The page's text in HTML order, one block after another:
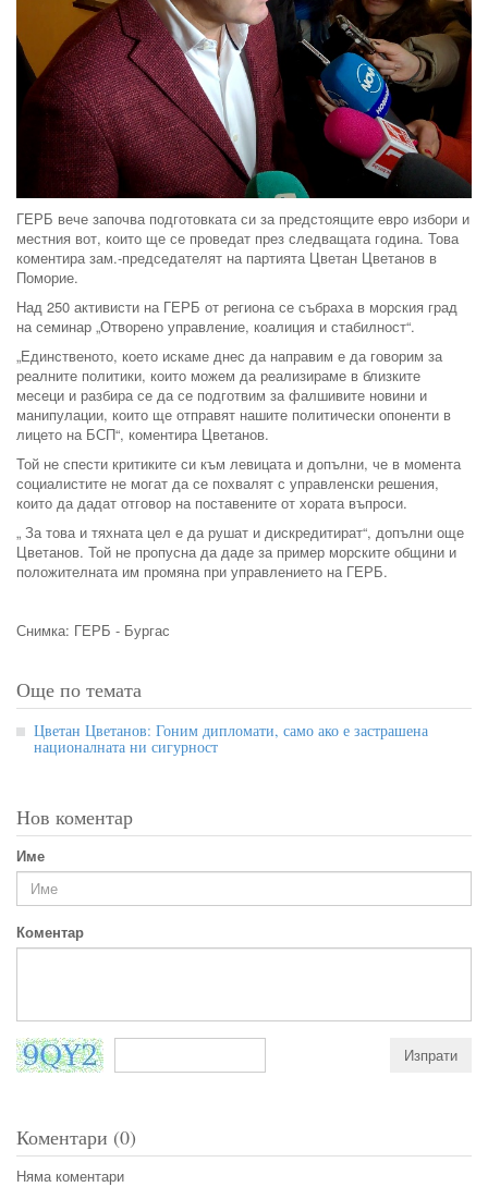
ГЕРБ вече започва подготовката си за предстоящите евро избори и
местния вот, които ще се проведат през следващата година. Това
коментира зам.-председателят на партията Цветан Цветанов в
Поморие.
Над 250 активисти на ГЕРБ от региона се събраха в морския град
на семинар „Отворено управление, коалиция и стабилност“.
„Единственото, което искаме днес да направим е да говорим за
реалните политики, които можем да реализираме в близките
месеци и разбира се да се подготвим за фалшивите новини и
манипулации, които ще отправят нашите политически опоненти в
лицето на БСП“, коментира Цветанов.
Той не спести критиките си към левицата и допълни, че в момента
социалистите не могат да се похвалят с управленски решения,
които да дадат отговор на поставените от хората въпроси.
„ За това и тяхната цел е да рушат и дискредитират“, допълни още
Цветанов. Той не пропусна да даде за пример морските общини и
положителната им промяна при управлението на ГЕРБ.
Снимка: ГЕРБ - Бургас
Още по темата
Цветан Цветанов: Гоним дипломати, само ако е застрашена
националната ни сигурност
Нов коментар
Име
Коментар
Коментари (0)
Няма коментари